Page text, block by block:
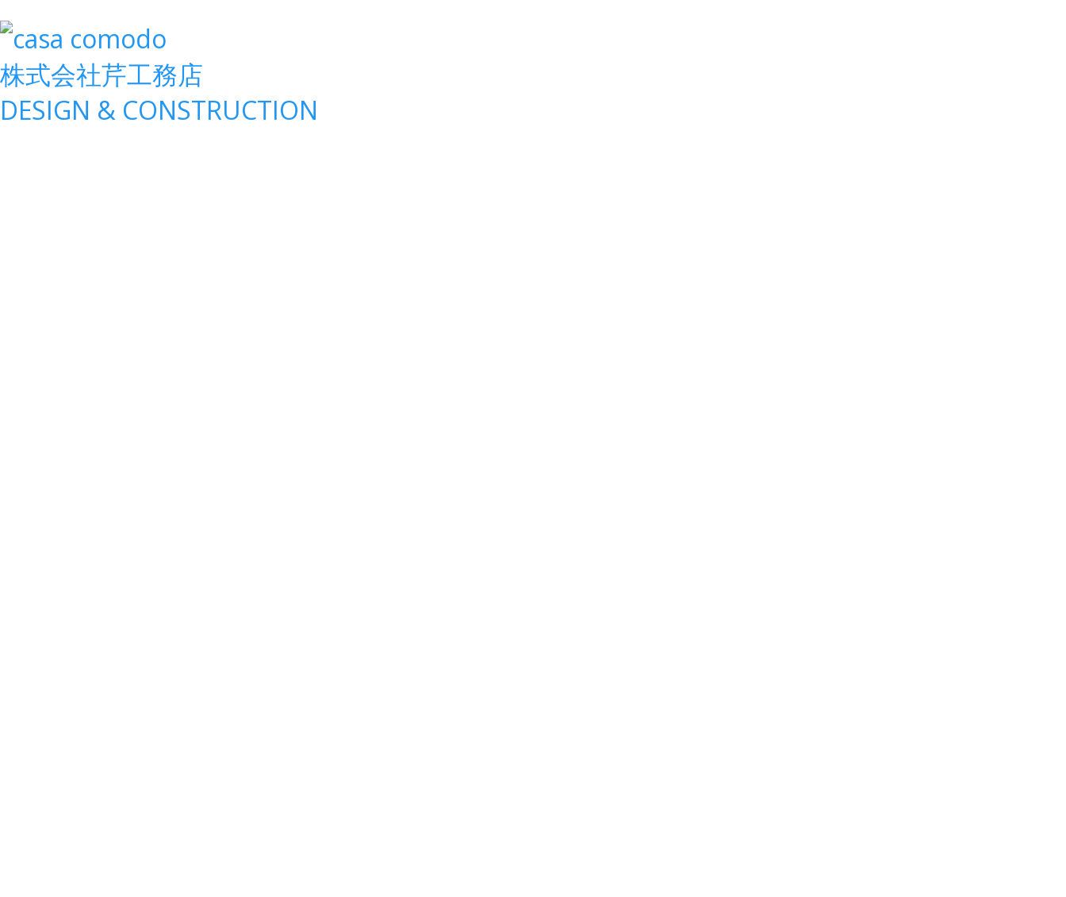
株式会社芹工務店
DESIGN & CONSTRUCTION